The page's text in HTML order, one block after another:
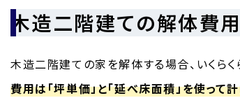
木造二階建ての解体費
木造二階建ての家を解体する場合、いくらく
費用は「坪単価」と「延べ床面積」を使って